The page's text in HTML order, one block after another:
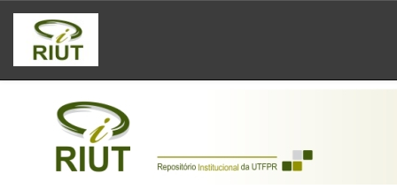
Skip
navigation